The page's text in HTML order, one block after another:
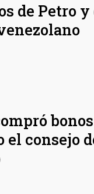
de Petro y
el consejo